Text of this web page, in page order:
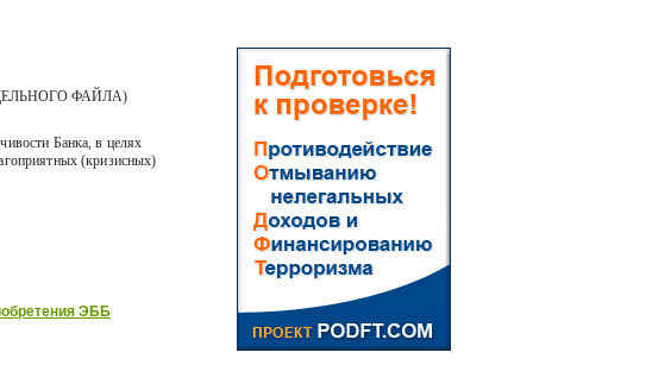
ФАЙЛА)
Банка, в целях
(кризисных)
ЭББ